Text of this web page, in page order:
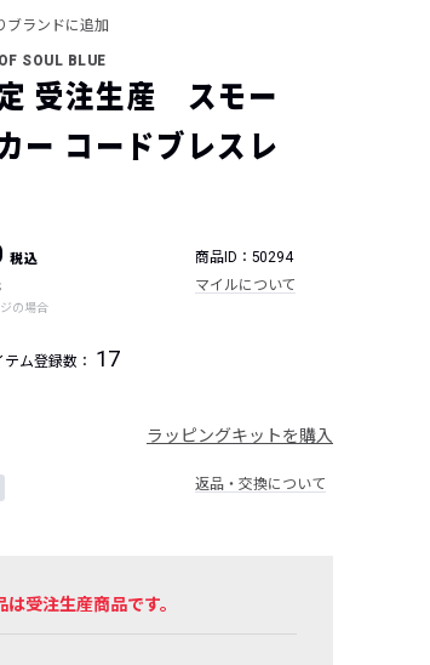
ブランドに追加
SOUL BLUE
受注生産 スモー
ー コードブレスレ
税込
商品ID：50294
の場合
マイルについて
ム登録数： 17
ラッピングキットを購入
返品・交換について
は受注生産商品です。